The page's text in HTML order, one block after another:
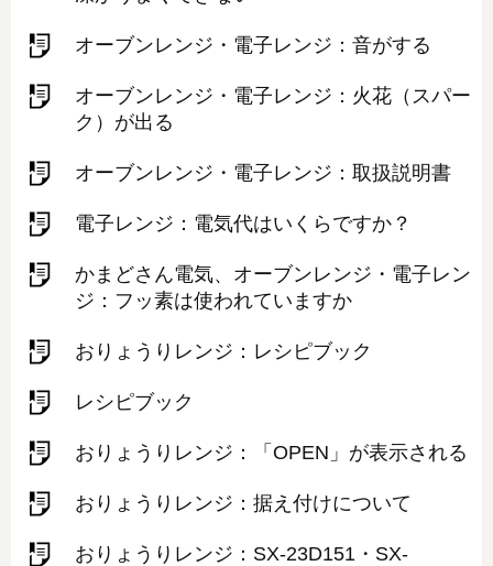
オーブンレンジ・電子レンジ：音がする
オーブンレンジ・電子レンジ：火花（スパー
ク）が出る
オーブンレンジ・電子レンジ：取扱説明書
電子レンジ：電気代はいくらですか？
かまどさん電気、オーブンレンジ・電子レン
ジ：フッ素は使われていますか
おりょうりレンジ：レシピブック
レシピブック
おりょうりレンジ：「OPEN」が表示される
おりょうりレンジ：据え付けについて
おりょうりレンジ：SX-23D151・SX-